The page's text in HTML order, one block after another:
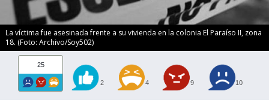
La víctima fue asesinada frente a su vivienda en la colonia El Paraíso II, zona
18. (Foto: Archivo/Soy502)
25
2 4 9 10